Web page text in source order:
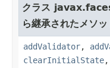
クラス
ら継承されたメソッ
addValidator,
clearInitialState,